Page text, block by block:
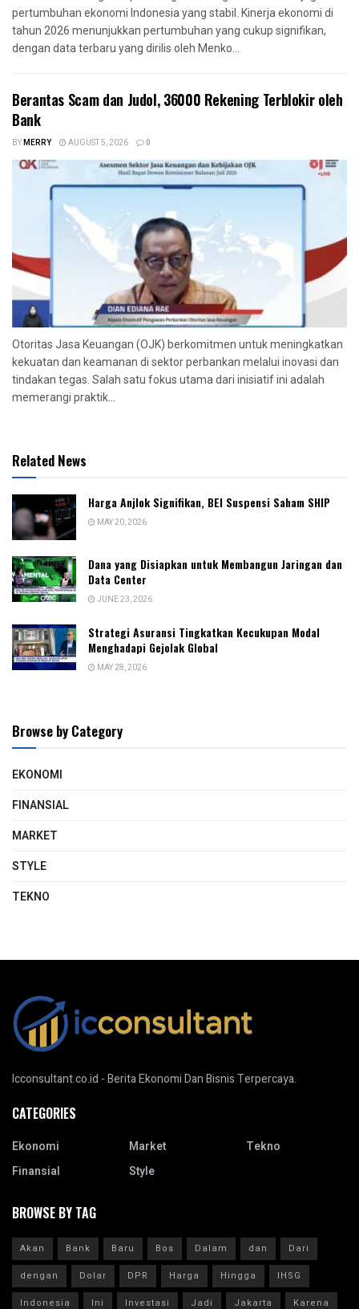
pertumbuhan ekonomi Indonesia yang stabil. Kinerja ekonomi di
tahun 2026 menunjukkan pertumbuhan yang cukup signifikan,
dengan data terbaru yang dirilis oleh Menko...
Berantas Scam dan Judol, 36000 Rekening Terblokir oleh
Bank
BYMERRY AUGUST 5, 2026 0
Otoritas Jasa Keuangan (OJK) berkomitmen untuk meningkatkan
kekuatan dan keamanan di sektor perbankan melalui inovasi dan
tindakan tegas. Salah satu fokus utama dari inisiatif ini adalah
memerangi praktik...
Related News
Harga Anjlok Signifikan, BEI Suspensi Saham SHIP
MAY 20, 2026
Dana yang Disiapkan untuk Membangun Jaringan dan
Data Center
JUNE 23, 2026
Strategi Asuransi Tingkatkan Kecukupan Modal
Menghadapi Gejolak Global
MAY 28, 2026
Browse by Category
EKONOMI
FINANSIAL
MARKET
STYLE
TEKNO
Icconsultant.co.id - Berita Ekonomi Dan Bisnis Terpercaya.
CATEGORIES
Ekonomi
Finansial
Market
Style
Tekno
BROWSE BY TAG
Akan Bank Baru Bos Dalam dan
Dari
dengan
Dolar DPR Harga Hingga
IHSG
Indonesia
Ini Investasi Jadi Jakarta Karena